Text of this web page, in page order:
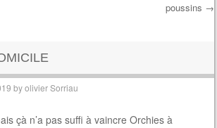
poussins →
byolivier Sorriau
çà n’a pas suffi à vaincre Orchies à